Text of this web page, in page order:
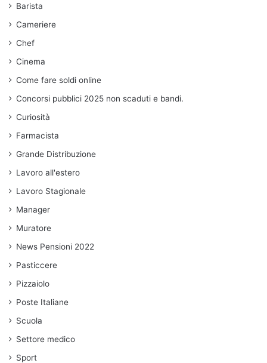
Barista
Cameriere
Chef
Cinema
Come fare soldi online
Concorsi pubblici 2025 non scaduti e bandi.
Curiosità
Farmacista
Grande Distribuzione
Lavoro all'estero
Lavoro Stagionale
Manager
Muratore
News Pensioni 2022
Pasticcere
Pizzaiolo
Poste Italiane
Scuola
Settore medico
Sport